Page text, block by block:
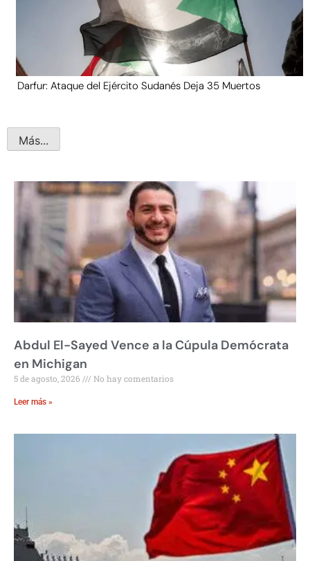
Darfur: Ataque del Ejército Sudanés Deja 35 Muertos
Más...
Abdul El-Sayed Vence a la Cúpula Demócrata
en Michigan
5 de agosto, 2026 No hay comentarios
Leer más »